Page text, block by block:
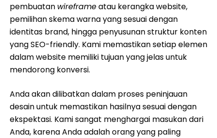
pembuatan wireframeatau kerangka website,
pemilihan skema warna yang sesuai dengan
identitas brand, hingga penyusunan struktur konten
yang SEO-friendly. Kami memastikan setiap elemen
dalam website memiliki tujuan yang jelas untuk
mendorong konversi.
Anda akan dilibatkan dalam proses peninjauan
desain untuk memastikan hasilnya sesuai dengan
ekspektasi. Kami sangat menghargai masukan dari
Anda, karena Anda adalah orang yang paling